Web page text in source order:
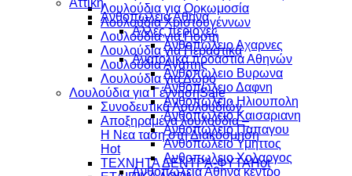
Λουλούδια για Ορκωμοσία
Λουλούδια Χριστουγέννων
Λουλούδια για Γιορτή
Λουλούδια για Περαστικά
Λουλούδια Αγάπης
Λουλούδια για Δώρο
Λουλούδια για Γέννηση
Συνοδευτικά Λουλουδιών
Αποξηραμένα λουλούδια –
Η Νεα ταση στη Διακόσμηση
ΤΕΧΝΗΤΑ ΔΕΝΤΡΑ-ΦΥΤΑ
Αττικη
Ανθοπωλεια Αθηνα
Αλλες περιοχες
Ανθοπωλειο Αχαρνες
Ανατολικά προάστια Αθηνών
Ανθοπωλειο Βυρωνα
Ανθοπωλειο Δαφνη
Ανθοπωλειο Ηλιουπολη
Ανθοπωλειο Καισαριανη
Ανθοπωλειο Παπαγου
Ανθοπωλειο Υμηττος
Ανθοπωλειο Χολαργος
Ανθοπωλεια Αθηνα κεντρο